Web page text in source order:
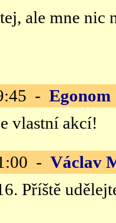
ale mne nic
- Egonom
vlastní akcí!
- Václav
Příště